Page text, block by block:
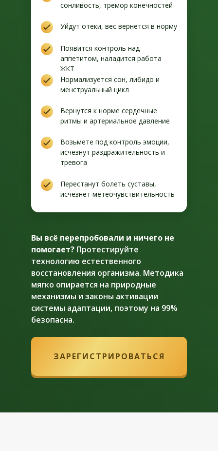
ЗАРЕГИСТРИРОВАТЬСЯ
Вы всё перепробовали и ничего не
помогает? Протестируйте
технологию естественного
восстановления организма. Методика
мягко опирается на природные
механизмы и законы активации
системы адаптации, поэтому на 99%
безопасна.
Уйдут отеки, вес вернется в норму
Появится контроль над
аппетитом, наладится работа
ЖКТ
Нормализуется сон, либидо и
менструальный цикл
сонливость, тремор конечностей
Вернутся к норме сердечные
ритмы и артериальное давление
Возьмете под контроль эмоции,
исчезнут раздражительность и
тревога
Перестанут болеть суставы,
исчезнет метеочувствительность